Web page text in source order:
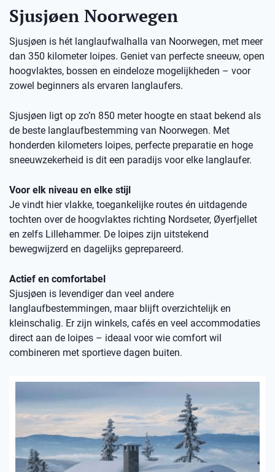
Sjusjøen Noorwegen
Sjusjøen is hét langlaufwalhalla van Noorwegen, met meer
dan 350 kilometer loipes. Geniet van perfecte sneeuw, open
hoogvlaktes, bossen en eindeloze mogelijkheden – voor
zowel beginners als ervaren langlaufers.
Sjusjøen ligt op zo’n 850 meter hoogte en staat bekend als
de beste langlaufbestemming van Noorwegen. Met
honderden kilometers loipes, perfecte preparatie en hoge
sneeuwzekerheid is dit een paradijs voor elke langlaufer.
Voor elk niveau en elke stijl
Je vindt hier vlakke, toegankelijke routes én uitdagende
tochten over de hoogvlaktes richting Nordseter, Øyerfjellet
en zelfs Lillehammer. De loipes zijn uitstekend
bewegwijzerd en dagelijks geprepareerd.
Actief en comfortabel
Sjusjøen is levendiger dan veel andere
langlaufbestemmingen, maar blijft overzichtelijk en
kleinschalig. Er zijn winkels, cafés en veel accommodaties
direct aan de loipes – ideaal voor wie comfort wil
combineren met sportieve dagen buiten.